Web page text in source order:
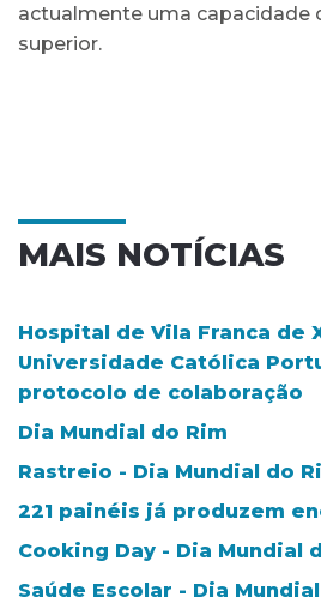
actualmente uma capacidade
superior.
MAIS NOTÍCIAS
Hospital de Vila Franca de
Universidade Católica
protocolo de colaboração
Dia Mundial do Rim
Rastreio - Dia Mundial do
221 painéis já produzem
Cooking Day - Dia Mundial
Saúde Escolar - Dia